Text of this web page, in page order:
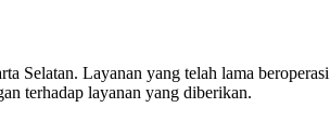
Selatan. Layanan yang telah lama
terhadap layanan yang diberikan.